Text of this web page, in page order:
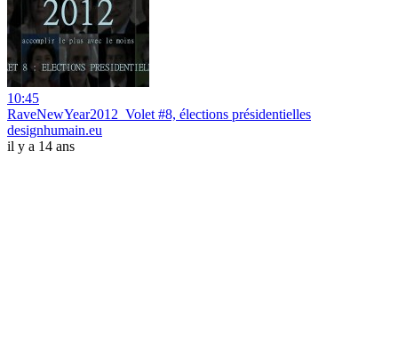
10:45
RaveNewYear2012_Volet #8, élections présidentielles
designhumain.eu
il y a 14 ans